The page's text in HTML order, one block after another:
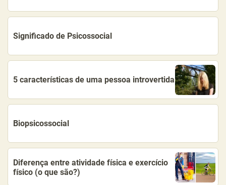
Significado de Psicossocial
5 características de uma pessoa introvertida
Biopsicossocial
Diferença entre atividade física e exercício
físico (o que são?)